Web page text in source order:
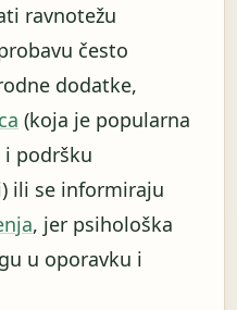
ravnotežu
često
dodatke,
(koja je popularna
i podršku
ili se informiraju
, jer psihološka
u oporavku i